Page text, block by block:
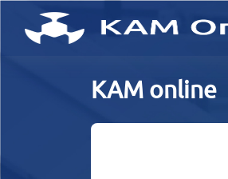
KAM online